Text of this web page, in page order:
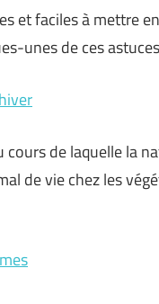
et faciles à mettre
unes de ces
cours de laquelle la
de vie chez les